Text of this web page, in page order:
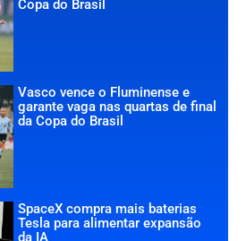
Copa do Brasil
Vasco vence o Fluminense e
garante vaga nas quartas de final
da Copa do Brasil
SpaceX compra mais baterias
Tesla para alimentar expansão
da IA